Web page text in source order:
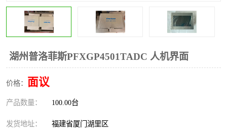
湖州普洛菲斯PFXGP4501TADC 人机界面
价格： 面议
产品数量： 100.00台
发货地址： 福建省厦门湖里区